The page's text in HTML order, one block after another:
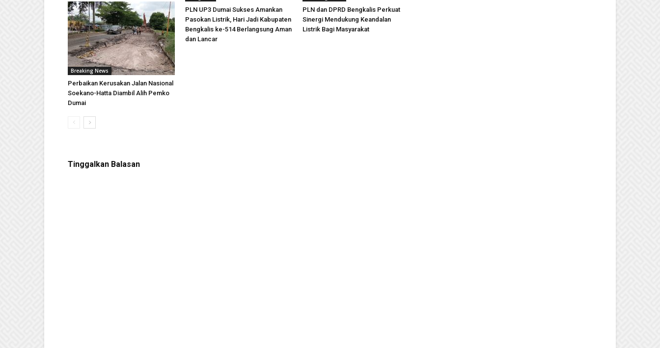
Breaking News
Perbaikan Kerusakan Jalan Nasional
Soekano-Hatta Diambil Alih Pemko
Dumai
PLN UP3 Dumai Sukses Amankan
Pasokan Listrik, Hari Jadi Kabupaten
Bengkalis ke-514 Berlangsung Aman
dan Lancar
PLN dan DPRD Bengkalis Perkuat
Sinergi Mendukung Keandalan
Listrik Bagi Masyarakat
Tinggalkan Balasan